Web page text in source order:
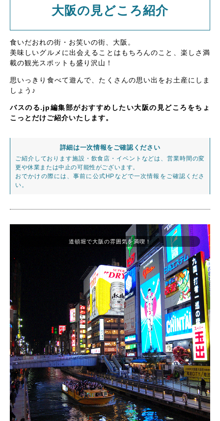
大阪の見どころ紹介
食いだおれの街・お笑いの街、大阪。
美味しいグルメに出会えることはもちろんのこと、楽しさ満
載の観光スポットも盛り沢山！
思いっきり食べて遊んで、たくさんの思い出をお土産にしま
しょう♪
バスのる.jp編集部がおすすめしたい大阪の見どころをちょ
こっとだけご紹介いたします。
詳細は一次情報をご確認ください
ご紹介しております施設・飲食店・イベントなどは、営業時間の変
更や休業または中止の可能性がございます。
おでかけの際には、事前に公式HPなどで一次情報をご確認くださ
い。
道頓堀で大阪の雰囲気を満喫！